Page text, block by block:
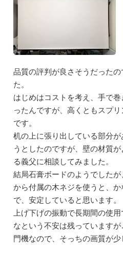
品質の評判が良さそうだった
た。
はじめはコストを考え、手で
ったんですが、高くともスプ
です。
机の上に張り出している部分
うとしたのですが、壁の材質
る義父に相談してみました。
結局石膏ボードのようでした
から付属の木ネジを使うと、
で、安定していると思います。
上げ下げの振動で長期間の使
なという不安は残っています
門機なので、そっちの画質が少